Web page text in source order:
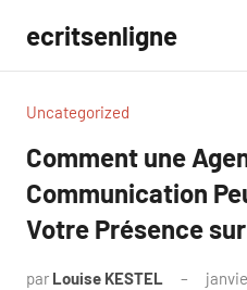
contenu
ecritsenligne
Uncategorized
Comment une
Communication
Votre Présence
par Louise KESTEL